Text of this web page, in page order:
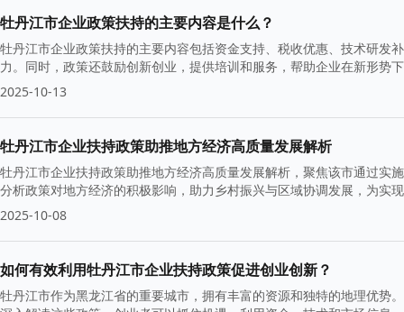
牡丹江市企业政策扶持的主要内容是什么？
牡丹江市企业政策扶持的主要内容包括资金支持、税收优惠、技术研发
力。同时，政策还鼓励创新创业，提供培训和服务，帮助企业在新形势
2025-10-13
牡丹江市企业扶持政策助推地方经济高质量发展解析
牡丹江市企业扶持政策助推地方经济高质量发展解析，聚焦该市通过实
分析政策对地方经济的积极影响，助力乡村振兴与区域协调发展，为实
2025-10-08
如何有效利用牡丹江市企业扶持政策促进创业创新？
牡丹江市作为黑龙江省的重要城市，拥有丰富的资源和独特的地理优势